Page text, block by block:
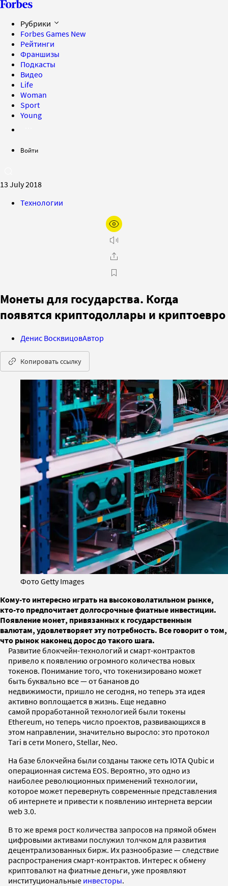
Рубрики
Forbes Games New
Рейтинги
Франшизы
Подкасты
Видео
Life
Woman
Sport
Young
Войти
13 July 2018
Технологии
Монеты для государства. Когда
появятся криптодоллары и криптоевро
Денис ВосквицовАвтор
Копировать ссылку
Фото Getty Images
Кому-то интересно играть на высоковолатильном рынке,
кто-то предпочитает долгосрочные фиатные инвестиции.
Появление монет, привязанных к государственным
валютам, удовлетворяет эту потребность. Все говорит о том,
что рынок наконец дорос до такого шага.
Развитие блокчейн-технологий и смарт-контрактов
привело к появлению огромного количества новых
токенов. Понимание того, что токенизировано может
быть буквально все — от бананов до
недвижимости, пришло не сегодня, но теперь эта идея
активно воплощается в жизнь. Еще недавно
самой проработанной технологией были токены
Ethereum, но теперь число проектов, развивающихся в
этом направлении, значительно выросло: это протокол
Tari в сети Monero, Stellar, Neo.
На базе блокчейна были созданы также сеть IOTA Qubic и
операционная система EOS. Вероятно, это одно из
наиболее революционных применений технологии,
которое может перевернуть современные представления
об интернете и привести к появлению интернета версии
web 3.0.
В то же время рост количества запросов на прямой обмен
цифровыми активами послужил толчком для развития
децентрализованных бирж. Их разнообразие — следствие
распространения смарт-контрактов. Интерес к обмену
криптовалют на фиатные деньги, уже проявляют
институциональные инвесторы.